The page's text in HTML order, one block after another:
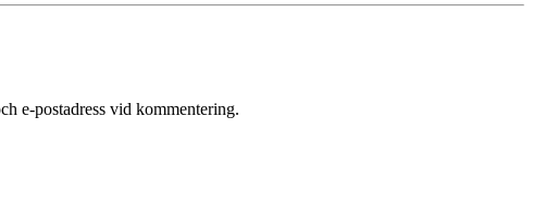
e-postadress vid kommentering.